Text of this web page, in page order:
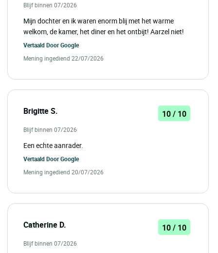
Blijf binnen 07/2026
Mijn dochter en ik waren enorm blij met het warme
welkom, de kamer, het diner en het ontbijt! Aarzel niet!
Vertaald DoorGoogle
Mening ingediend 22/07/2026
Brigitte S. 10 / 10
Blijf binnen 07/2026
Een echte aanrader.
Vertaald DoorGoogle
Mening ingediend 20/07/2026
Catherine D. 10 / 10
Blijf binnen 07/2026